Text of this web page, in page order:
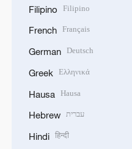
Filipino Filipino
French Français
German Deutsch
Greek Ελληνικά
Hausa Hausa
Hebrew עברית
Hindi हिन्दी